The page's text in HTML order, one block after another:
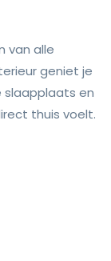
van alle
geniet je
en
thuis voelt.